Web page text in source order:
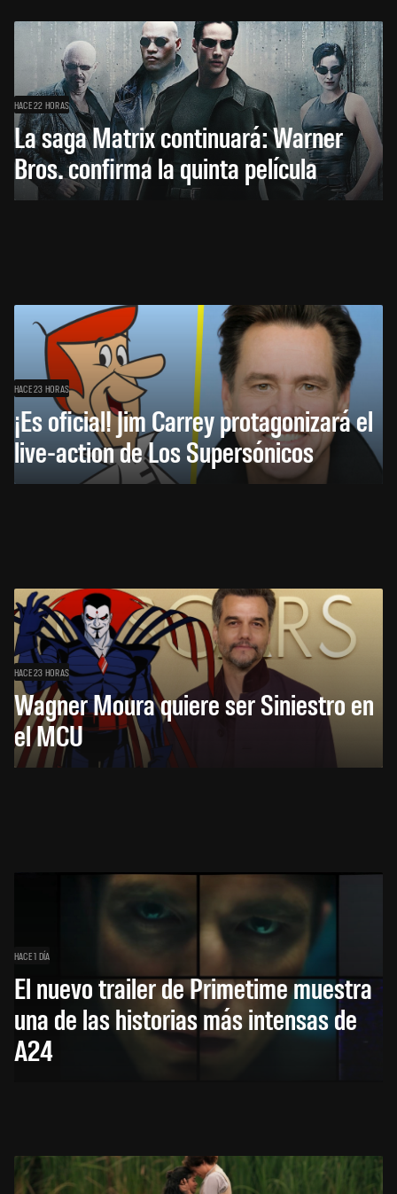
HACE 22 HORAS
La saga Matrix continuará: Warner
Bros. confirma la quinta película
HACE 23 HORAS
¡Es oficial! Jim Carrey protagonizará el
live-action de Los Supersónicos
HACE 23 HORAS
Wagner Moura quiere ser Siniestro en
el MCU
HACE 1 DÍA
El nuevo trailer de Primetime muestra
una de las historias más intensas de
A24